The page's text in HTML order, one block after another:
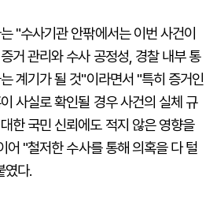
"수사기관 안팎에서는 이번 사건이
거 관리와 수사 공정성, 경찰 내부 통
계기가 될 것"이라면서 "특히 증거인
사실로 확인될 경우 사건의 실체 규
한 국민 신뢰에도 적지 않은 영향을
어 "철저한 수사를 통해 의혹을 다 털
였다.